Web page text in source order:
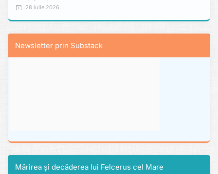
28 iulie 2026
Newsletter prin Substack
Mărirea și decăderea lui Felcerus cel Mare